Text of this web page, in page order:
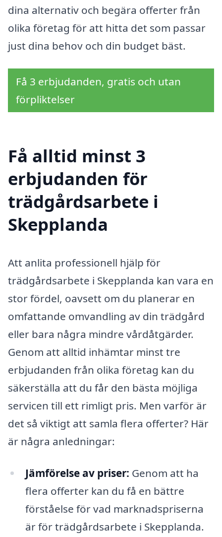
dina alternativ och begära offerter från
olika företag för att hitta det som passar
just dina behov och din budget bäst.
Få 3 erbjudanden, gratis och utan
förpliktelser
Få alltid minst 3
erbjudanden för
trädgårdsarbete i
Skepplanda
Att anlita professionell hjälp för
trädgårdsarbete i Skepplanda kan vara en
stor fördel, oavsett om du planerar en
omfattande omvandling av din trädgård
eller bara några mindre vårdåtgärder.
Genom att alltid inhämtar minst tre
erbjudanden från olika företag kan du
säkerställa att du får den bästa möjliga
servicen till ett rimligt pris. Men varför är
det så viktigt att samla flera offerter? Här
är några anledningar:
Jämförelse av priser: Genom att ha
flera offerter kan du få en bättre
förståelse för vad marknadspriserna
är för trädgårdsarbete i Skepplanda.